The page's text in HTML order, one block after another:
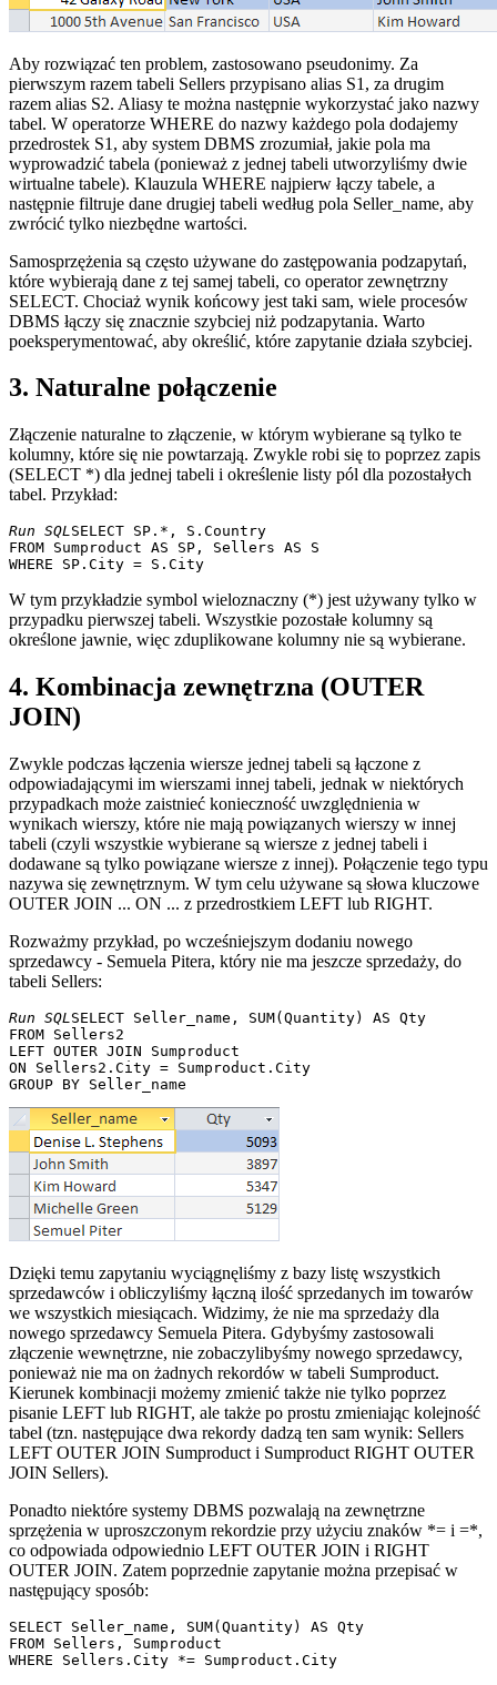
Aby rozwiązać ten problem, zastosowano pseudonimy. Za
pierwszym razem tabeli Sellers przypisano alias S1, za drugim
razem alias S2. Aliasy te można następnie wykorzystać jako nazwy
tabel. W operatorze WHERE do nazwy każdego pola dodajemy
przedrostek S1, aby system DBMS zrozumiał, jakie pola ma
wyprowadzić tabela (ponieważ z jednej tabeli utworzyliśmy dwie
wirtualne tabele). Klauzula WHERE najpierw łączy tabele, a
następnie filtruje dane drugiej tabeli według pola Seller_name, aby
zwrócić tylko niezbędne wartości.
Samosprzężenia są często używane do zastępowania podzapytań,
które wybierają dane z tej samej tabeli, co operator zewnętrzny
SELECT. Chociaż wynik końcowy jest taki sam, wiele procesów
DBMS łączy się znacznie szybciej niż podzapytania. Warto
poeksperymentować, aby określić, które zapytanie działa szybciej.
3. Naturalne połączenie
Złączenie naturalne to złączenie, w którym wybierane są tylko te
kolumny, które się nie powtarzają. Zwykle robi się to poprzez zapis
(SELECT *) dla jednej tabeli i określenie listy pól dla pozostałych
tabel. Przykład:
Run SQLSELECT SP.*, S.Country
FROM Sumproduct AS SP, Sellers AS S
W tym przykładzie symbol wieloznaczny (*) jest używany tylko w
przypadku pierwszej tabeli. Wszystkie pozostałe kolumny są
określone jawnie, więc zduplikowane kolumny nie są wybierane.
4. Kombinacja zewnętrzna (OUTER
JOIN)
Zwykle podczas łączenia wiersze jednej tabeli są łączone z
odpowiadającymi im wierszami innej tabeli, jednak w niektórych
przypadkach może zaistnieć konieczność uwzględnienia w
wynikach wierszy, które nie mają powiązanych wierszy w innej
tabeli (czyli wszystkie wybierane są wiersze z jednej tabeli i
dodawane są tylko powiązane wiersze z innej). Połączenie tego typu
nazywa się zewnętrznym. W tym celu używane są słowa kluczowe
OUTER JOIN ... ON ... z przedrostkiem LEFT lub RIGHT.
Rozważmy przykład, po wcześniejszym dodaniu nowego
sprzedawcy - Semuela Pitera, który nie ma jeszcze sprzedaży, do
tabeli Sellers:
Run SQLSELECT Seller_name, SUM(Quantity) AS Qty
FROM Sellers2
LEFT OUTER JOIN Sumproduct
ON Sellers2.City = Sumproduct.City
Dzięki temu zapytaniu wyciągnęliśmy z bazy listę wszystkich
sprzedawców i obliczyliśmy łączną ilość sprzedanych im towarów
we wszystkich miesiącach. Widzimy, że nie ma sprzedaży dla
nowego sprzedawcy Semuela Pitera. Gdybyśmy zastosowali
złączenie wewnętrzne, nie zobaczylibyśmy nowego sprzedawcy,
ponieważ nie ma on żadnych rekordów w tabeli Sumproduct.
Kierunek kombinacji możemy zmienić także nie tylko poprzez
pisanie LEFT lub RIGHT, ale także po prostu zmieniając kolejność
tabel (tzn. następujące dwa rekordy dadzą ten sam wynik: Sellers
LEFT OUTER JOIN Sumproduct i Sumproduct RIGHT OUTER
JOIN Sellers).
Ponadto niektóre systemy DBMS pozwalają na zewnętrzne
sprzężenia w uproszczonym rekordzie przy użyciu znaków *= i =*,
co odpowiada odpowiednio LEFT OUTER JOIN i RIGHT
OUTER JOIN. Zatem poprzednie zapytanie można przepisać w
następujący sposób:
SELECT Seller_name, SUM(Quantity) AS Qty
FROM Sellers, Sumproduct